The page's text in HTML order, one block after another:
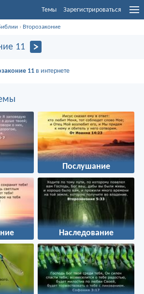
Темы Зарегистрироваться
› Второзаконие
11
11 в интернете
Послушание
Наследование